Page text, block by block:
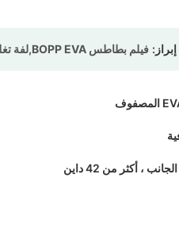
إبراز: فيلم بطاطس BOPP EVA,لفة تغليف حراري BOPP,لفة تغليف حراري ناعمة
، أكثر من 42 داين